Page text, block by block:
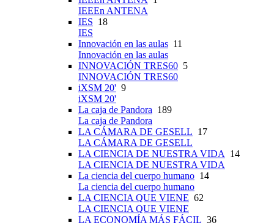
IEEEn ANTENA
IES 18
IES
Innovación en las aulas 11
Innovación en las aulas
INNOVACIÓN TRES60 5
INNOVACIÓN TRES60
iXSM 20' 9
iXSM 20'
La caja de Pandora 189
La caja de Pandora
LA CÁMARA DE GESELL 17
LA CÁMARA DE GESELL
LA CIENCIA DE NUESTRA VIDA
14
LA CIENCIA DE NUESTRA VIDA
La ciencia del cuerpo humano 14
La ciencia del cuerpo humano
LA CIENCIA QUE VIENE 62
LA CIENCIA QUE VIENE
LA ECONOMÍA MÁS FÁCIL 36